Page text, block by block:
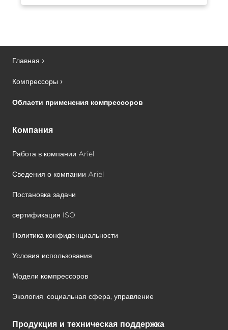
Главная
Компрессоры
Области применения компрессоров
Компания
Работа в компании Ariel
Сведения о компании Ariel
Постановка задачи
сертификация ISO
Политика конфиденциальности
Условия использования
Модели компрессоров
Экология, социальная сфера, управление
Продукция и техническая поддержка